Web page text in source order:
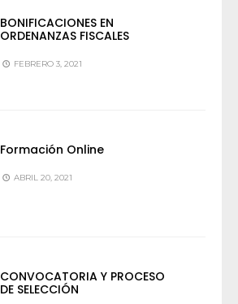
BONIFICACIONES EN
ORDENANZAS FISCALES
FEBRERO 3, 2021
Formación Online
ABRIL 20, 2021
CONVOCATORIA Y PROCESO
DE SELECCIÓN